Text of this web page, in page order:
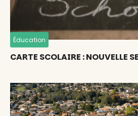
Éducation
CARTE SCOLAIRE : NOUVELLE